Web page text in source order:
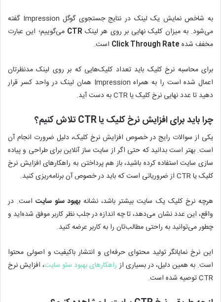
به شاخص نمایش یک لینک در نتایج جستجوی گوگل Impression گفته
می‌شود. به میزان کلیک نهایی بر روی هر لینکCTR می‌گوییم؛ این عبارت
مخفف شده Click Through Rate است.
برای محاسبه نرخ کلیک باید تعداد کلیک‌هایی که بر روی لینک مدنظرتان
اعمال شده است را به همراه Impression همان لینک در واحد کسر قرار
دهید تا عدد نهایی نرخ کلیک یا CTR به دست آید.
چرا باید برای افزایش نرخ کلیک یا CTR تلاش کنیم؟
یکی از سوالات رایج در خصوص افزایش نرخ کلیک، دلیل ضرورت انجام آن
است. بهتر است بدانید که حتی اگر از سایت ساز آنلاین برای طراحی و پیاده
سازی سایت استفاده کرده باشید، باز هم پرداختن به راهکارهای افزایش نرخ
کلیک یا CTR از ضروریاتی است که باید در خصوص آن برنامه‌ریزی کنید.
هرچه نرخ کلیک یک سایت بیشتر باشد، نشانهبهبود سئو سایتاست. در
واقع، این عدد نشان می‌دهد، تا چه اندازه در جلب نظر کاربر موفق شده‌اید و
چطور می‌توانید به راحتی مطالب‌تان را به کاربر عرضه کنید.
این نرخ نمایانگر تولید محتوای حرفه‌ای و انتشار باکیفیت و اصولی محتوا
است. به همین دلیل، در بسیاری از راهکارهای بهبود سئو سایت، افزایش نرخ
CTR توصیه شده است.